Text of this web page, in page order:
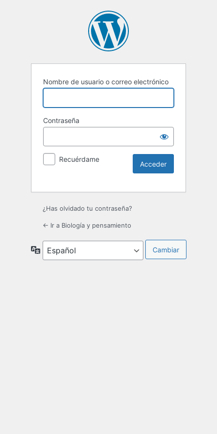
Nombre de usuario o correo electrónico
Contraseña
Recuérdame
¿Has olvidado tu contraseña?
← Ir a Biología y pensamiento
Idioma